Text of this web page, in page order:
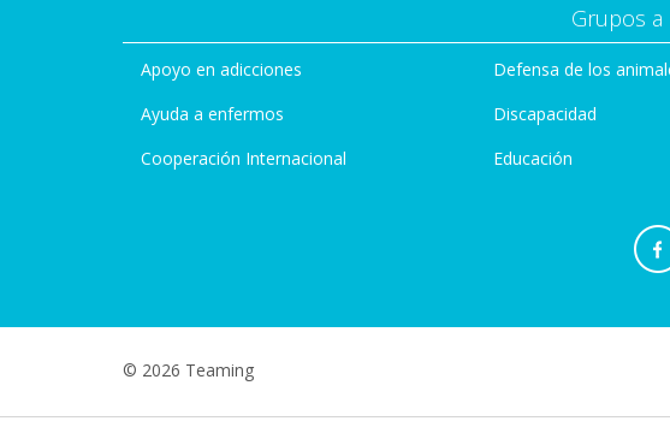
Grupos
Apoyo en adicciones
Ayuda a enfermos
Cooperación Internacional
Defensa de los
Discapacidad
Educación
© 2026 Teaming